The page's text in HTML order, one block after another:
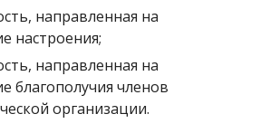
направленная на
настроения;
направленная на
благополучия членов
организации.